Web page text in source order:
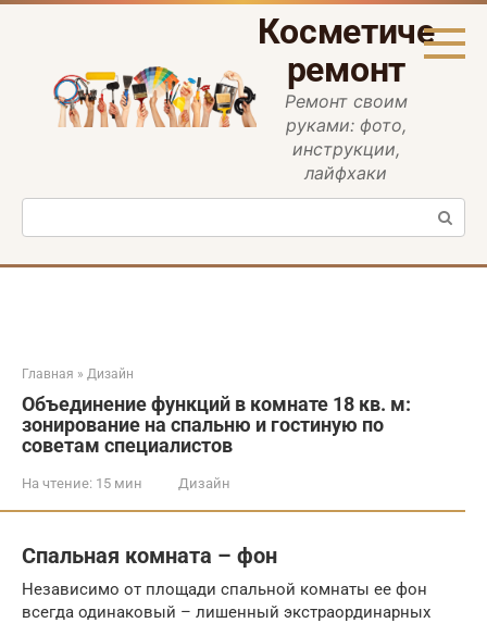
Перейти
ремонт
Ремонт своим
руками: фото,
инструкции,
лайфхаки
Поиск:
Главная » Дизайн
Объединение функций в комнате 18 кв. м:
зонирование на спальню и гостиную по
советам специалистов
На чтение: 15 мин Дизайн
Спальная комната – фон
Независимо от площади спальной комнаты ее фон
всегда одинаковый – лишенный экстраординарных